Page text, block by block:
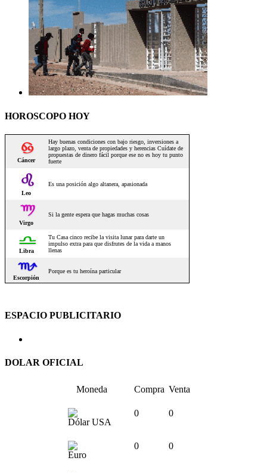
HOROSCOPO HOY
ESPACIO PUBLICITARIO
DOLAR OFICIAL
Moneda Compra Venta
Dólar USA
0 0
Euro
0 0